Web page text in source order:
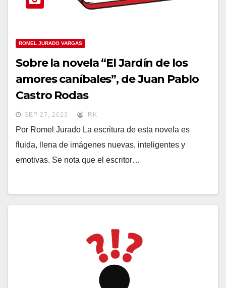
ROMEL JURADO VARGAS
Sobre la novela “El Jardín de los
amores caníbales”, de Juan Pablo
Castro Rodas
SEP 27, 2023 RK
Por Romel Jurado La escritura de esta novela es
fluida, llena de imágenes nuevas, inteligentes y
emotivas. Se nota que el escritor…